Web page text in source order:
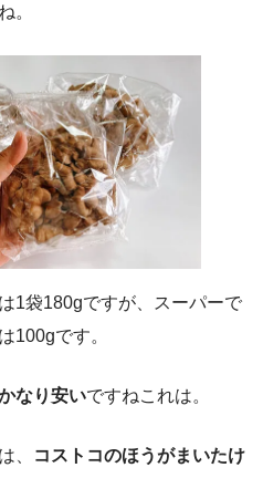
。
1袋180gですが、スーパーで
100gです。
なり安いですねこれは。
、
コストコのほうがまいたけ